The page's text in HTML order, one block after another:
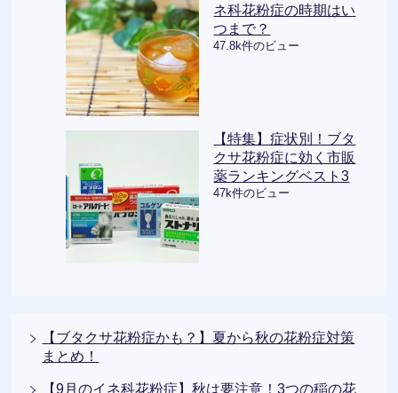
ネ科花粉症の時期はい
つまで？
47.8k件のビュー
【特集】症状別！ブタ
クサ花粉症に効く市販
薬ランキングベスト3
47k件のビュー
【ブタクサ花粉症かも？】夏から秋の花粉症対策
まとめ！
【9月のイネ科花粉症】秋は要注意！3つの稲の花